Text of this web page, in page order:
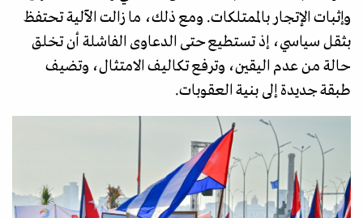
وإثبات الإتجار بالممتلكات. ومع ذلك، ما زالت الآلية تحتفظ
بثقل سياسي، إذ تستطيع حتى الدعاوى الفاشلة أن تخلق
حالة من عدم اليقين، وترفع تكاليف الامتثال، وتضيف
طبقة جديدة إلى بنية العقوبات.